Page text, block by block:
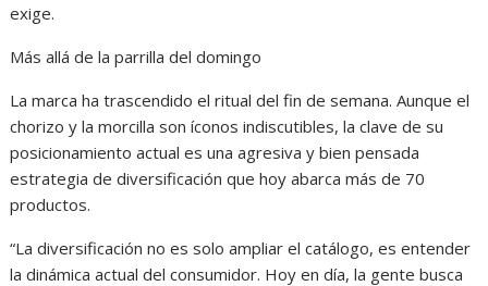
exige.
Más allá de la parrilla del domingo
La marca ha trascendido el ritual del fin de semana. Aunque el
chorizo y la morcilla son íconos indiscutibles, la clave de su
posicionamiento actual es una agresiva y bien pensada
estrategia de diversificación que hoy abarca más de 70
productos.
“La diversificación no es solo ampliar el catálogo, es entender
la dinámica actual del consumidor. Hoy en día, la gente busca